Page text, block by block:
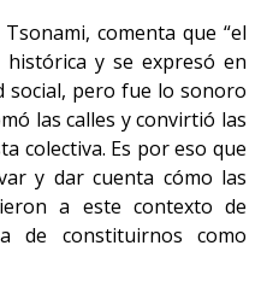
comenta que “el
y se expresó en
social, pero fue lo sonoro
las calles y convirtió las
colectiva. Es por eso que
y dar cuenta cómo las
a este contexto de
de constituirnos como